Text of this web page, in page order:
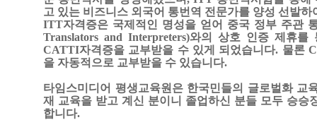
고 있는 비즈니스 외국어 통번역 전문가를 양성 선발
ITT자격증은 국제적인 명성을 얻어 중국 정부 주관
Translators and Interpreters)와의 상호 인증 제휴를
CATTI자격증을 교부받을 수 있게 되었습니다. 물론
을 자동적으로 교부받을 수 있습니다.
타임스미디어 평생교육원은 한국민들의 글로벌화 교
재 교육을 받고 계신 분이니 졸업하신 분들 모두 승
합니다.